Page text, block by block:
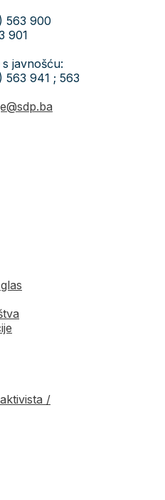
563 900
901
javnošću:
563 941 ; 563
/